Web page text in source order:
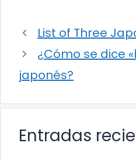
List of Three
¿Cómo se dice
japonés?
Entradas